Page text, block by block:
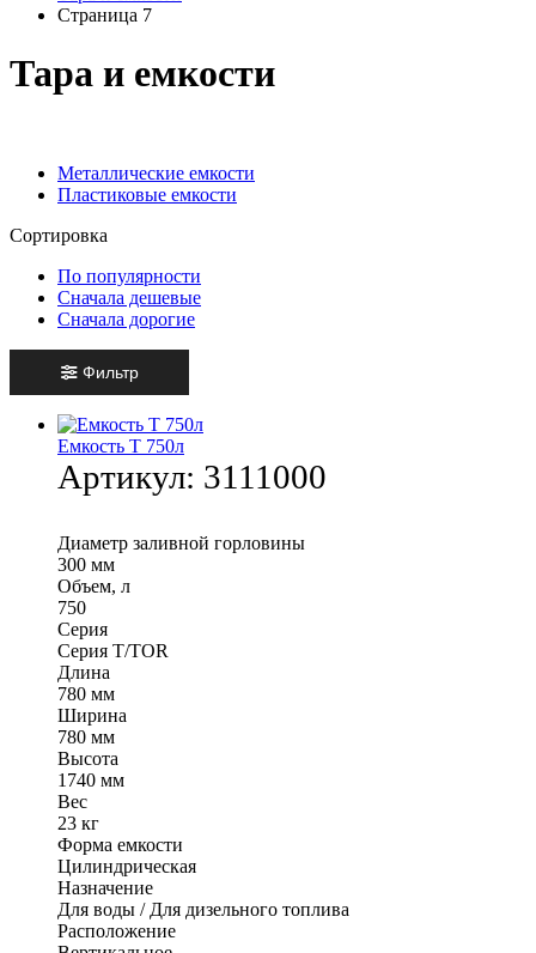
Страница 7
Тара и емкости
Металлические емкости
Пластиковые емкости
Сортировка
По популярности
Сначала дешевые
Сначала дорогие
Фильтр
Емкость T 750л
Артикул: 3111000
Диаметр заливной горловины
300 мм
Объем, л
750
Серия
Серия T/TOR
Длина
780 мм
Ширина
780 мм
Высота
1740 мм
Вес
23 кг
Форма емкости
Цилиндрическая
Назначение
Для воды / Для дизельного топлива
Расположение